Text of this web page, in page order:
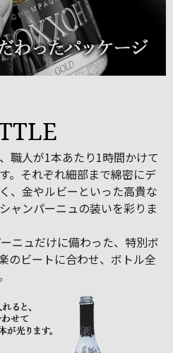
職人が1本あたり1時間かけて
。それぞれ細部まで綿密にデ
、金やルビーといった高貴な
ャンパーニュの装いを彩りま
ニュだけに備わった、特別ボ
のビートに合わせ、ボトル全